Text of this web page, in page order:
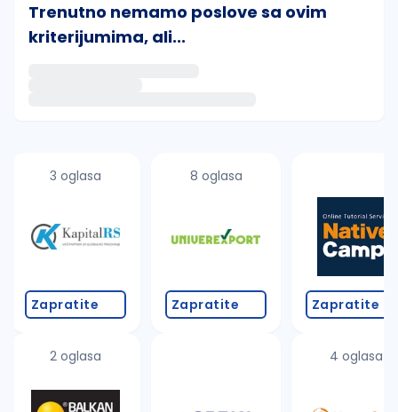
Trenutno nemamo poslove sa ovim
kriterijumima, ali...
proverite pravopisne greške (koristite č, ć, š, đ,
promenite odabrane filtere pretrage
3 oglasa
Zapratite
2 oglasa
8 oglasa
Zapratite Zapratite
4 oglasa